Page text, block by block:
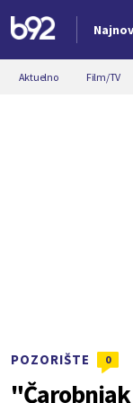
Nova vest
Aktuelno Film/TV
POZORIŠTE 0
"Čarobnjak